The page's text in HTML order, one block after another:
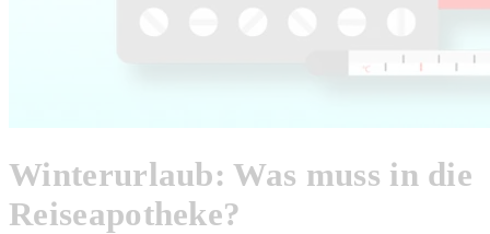
Winterurlaub: Was muss in die
Reiseapotheke?